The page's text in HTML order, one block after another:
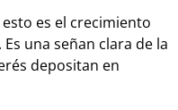
es el crecimiento
una señan clara de la
depositan en